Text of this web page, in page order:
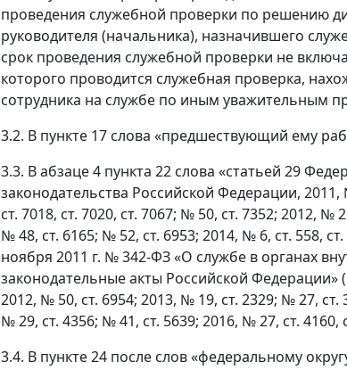
проведения служебной проверки по решению
руководителя (начальника), назначившего
срок проведения служебной проверки не
которого проводится служебная проверка,
сотрудника на службе по иным уважительным
3.2. В пункте 17 слова «предшествующий ему
3.3. В абзаце 4 пункта 22 слова «статьей 29
законодательства Российской Федерации,
ст. 7018, ст. 7020, ст. 7067; № 50, ст. 7352; 2012,
№ 48, ст. 6165; № 52, ст. 6953; 2014, № 6, ст. 558,
ноября 2011 г. № 342-ФЗ «О службе в органах
законодательные акты Российской Федерации»
2012, № 50, ст. 6954; 2013, № 19, ст. 2329; № 27,
№ 29, ст. 4356; № 41, ст. 5639; 2016, № 27, ст. 4160,
3.4. В пункте 24 после слов «федеральному